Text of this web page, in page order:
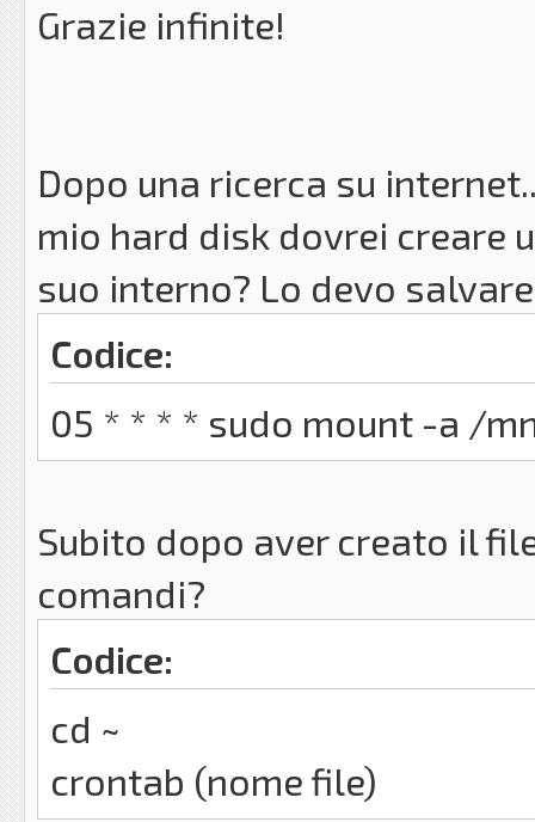
Grazie infinite!
Dopo una ricerca su
mio hard disk dovrei creare
suo interno? Lo devo
Codice:
05 * * * * sudo mount -a /
Subito dopo aver creato il
comandi?
Codice:
cd ~
crontab (nome file)